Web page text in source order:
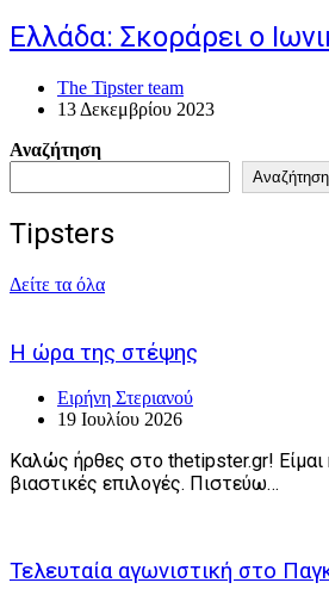
Ελλάδα: Σκοράρει ο
The Tipster team
13 Δεκεμβρίου 2023
Αναζήτηση
Αναζήτηση
Tipsters
Δείτε τα όλα
Η ώρα της στέψης
Ειρήνη Στεριανού
19 Ιουλίου 2026
Καλώς ήρθες στο thetipster.gr!
βιαστικές επιλογές. Πιστεύω…
Τελευταία αγωνιστική στο